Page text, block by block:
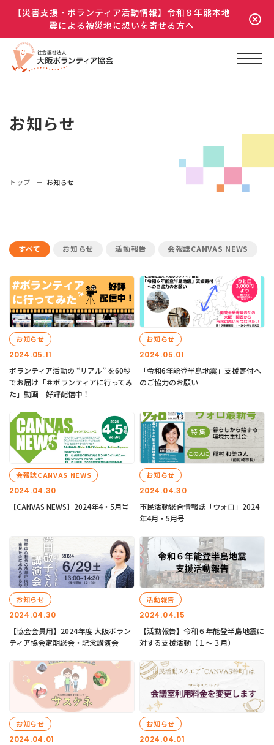
【災害支援・ボランティア活動情報】令和８年熊本地
震による被災地に想いを寄せる方へ
お知らせ
トップ お知らせ
すべて お知らせ 活動報告 会報誌CANVAS NEWS
2024.05.11
お知らせ
ボランティア活動の “リアル” を60秒
でお届け「＃ボランティアに行ってみ
た」動画 好評配信中！
2024.05.01
お知らせ
「令和6年能登半島地震」支援寄付へ
のご協力のお願い
2024.04.30
会報誌CANVAS NEWS
【CANVAS NEWS】2024年4・5月号
2024.04.30
お知らせ
市民活動総合情報誌「ウォロ」2024
年4月・5月号
2024.04.30
お知らせ
【協会会員用】2024年度 大阪ボラン
ティア協会定期総会・記念講演会
2024.04.15
活動報告
【活動報告】令和６年能登半島地震に
対する支援活動（１〜３月）
2024.04.01
お知らせ
2024.04.01
お知らせ